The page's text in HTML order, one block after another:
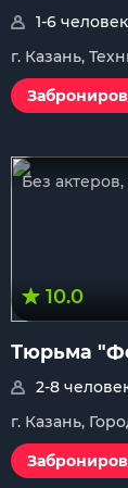
1-6 человек
г. Казань,
Без актеров,
10.0
Тюрьма
2-8
г. Казань,